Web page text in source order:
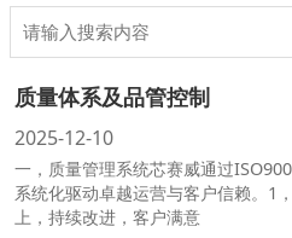
质量体系及品管控制
2025-12-10
一，质量管理系统芯赛威通过
系统化驱动卓越运营与客户信赖。1
上，持续改进，客户满意